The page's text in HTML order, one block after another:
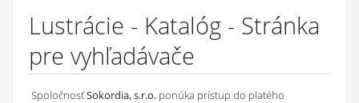
Lustrácie - Katalóg - Stránka
pre vyhľadávače
SpoločnosťSokordia, s.r.o. ponúka prístup do platého